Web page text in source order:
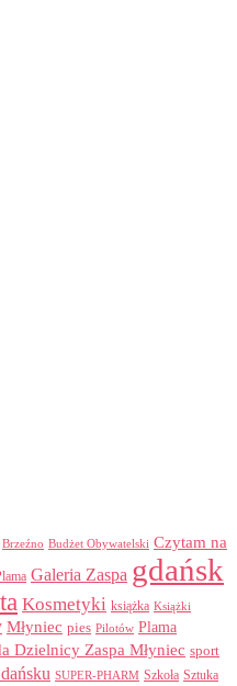
Brzeźno Budżet Obywatelski Czytam na
Galeria Zaspa gdańsk
Kosmetyki książka Książki
Młyniec pies Pilotów Plama
Dzielnicy Zaspa Młyniec sport
SUPER-PHARM Szkoła Sztuka